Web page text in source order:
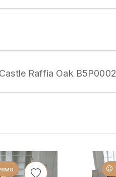
Raffia Oak